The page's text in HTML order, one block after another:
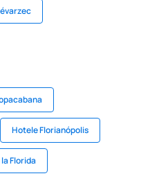
Hotele Florianópolis
Florida